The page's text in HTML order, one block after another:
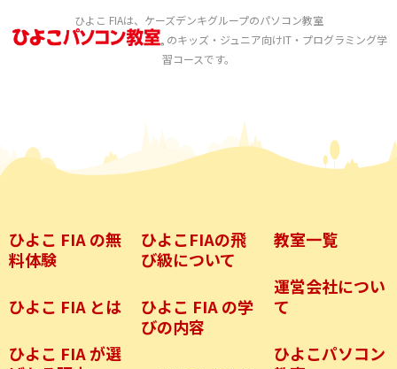
ひよこ FIAは、ケーズデンキグループのパソコン教室
のキッズ・ジュニア向けIT・プログラミング学
習コースです。
ひよこ FIA の無
料体験
ひよこ FIA とは
ひよこ FIA が選
ひよこFIAの飛
び級について
ひよこ FIA の学
びの内容
教室一覧
運営会社につい
て
ひよこパソコン